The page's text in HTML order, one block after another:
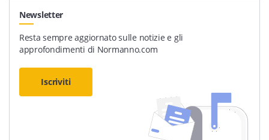
Newsletter
Resta sempre aggiornato sulle notizie e gli
approfondimenti di Normanno.com
Iscriviti